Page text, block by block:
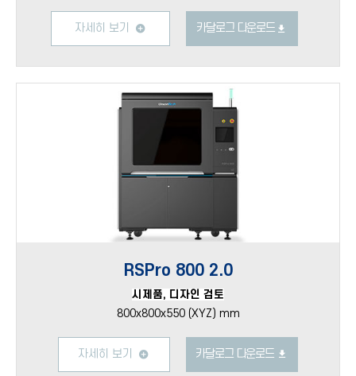
자세히 보기 카달로그 다운로드
RSPro 800 2.0
시제품, 디자인 검토
800x800x550 (XYZ) mm
자세히 보기 카달로그 다운로드